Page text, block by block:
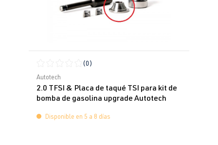
Calificación promedio de 0 de 5 estrellas
(0)
Autotech
2.0 TFSI & Placa de taqué TSI para kit de
bomba de gasolina upgrade Autotech
Disponible en 5 a 8 días